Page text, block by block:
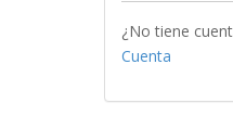
¿No tiene
Cuenta